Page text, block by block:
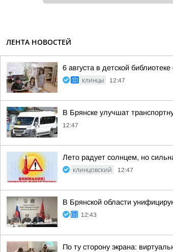
ЛЕНТА НОВОСТЕЙ
6 августа в детской
КЛИНЦЫ 12:47
В Брянске улучшат
12:47
Лето радует солнцем, но
КЛИНЦОВСКИЙ 12:47
В Брянской области
12:43
По ту сторону экрана: